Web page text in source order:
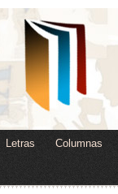
Letras Columnas